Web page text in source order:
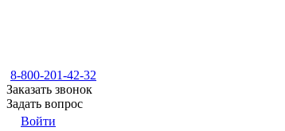
8-800-201-42-32
Заказать звонок
Задать вопрос
Войти